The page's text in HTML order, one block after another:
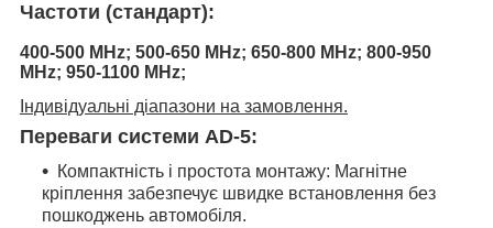
Частоти (стандарт):
400-500 MHz; 500-650 MHz; 650-800 MHz; 800-950
MHz; 950-1100 MHz;
Індивідуальні діапазони на замовлення.
Переваги системи AD-5:
Компактність і простота монтажу: Магнітне
кріплення забезпечує швидке встановлення без
пошкоджень автомобіля.